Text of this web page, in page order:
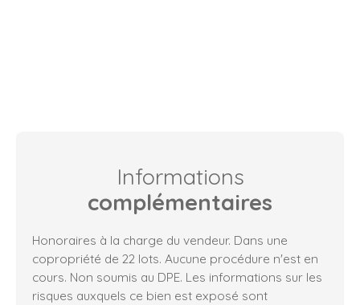
Informations
complémentaires
Honoraires à la charge du vendeur. Dans une
copropriété de 22 lots. Aucune procédure n'est en
cours. Non soumis au DPE. Les informations sur les
risques auxquels ce bien est exposé sont